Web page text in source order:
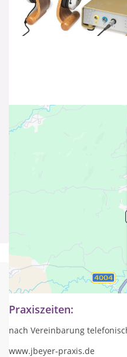
Willkommen in meiner
Kinesiologie
Praxiszeiten:
nach Vereinbarung
www.jbeyer-praxis.de